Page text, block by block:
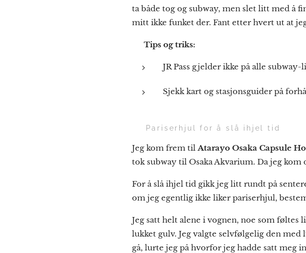
ta både tog og subway, men slet litt med å
mitt ikke funket der. Fant etter hvert ut at
Tips og triks:
JR Pass gjelder ikke på alle
Sjekk kart og stasjonsguider på
🎡 Pariserhjul for å slå ihjel tid
Jeg kom frem til Atarayo Osaka Capsule
tok subway til Osaka Akvarium. Da jeg kom
For å slå ihjel tid gikk jeg litt rundt på
om jeg egentlig ikke liker pariserhjul,
Jeg satt helt alene i vognen, noe som
lukket gulv. Jeg valgte selvfølgelig den med
gå, lurte jeg på hvorfor jeg hadde satt meg